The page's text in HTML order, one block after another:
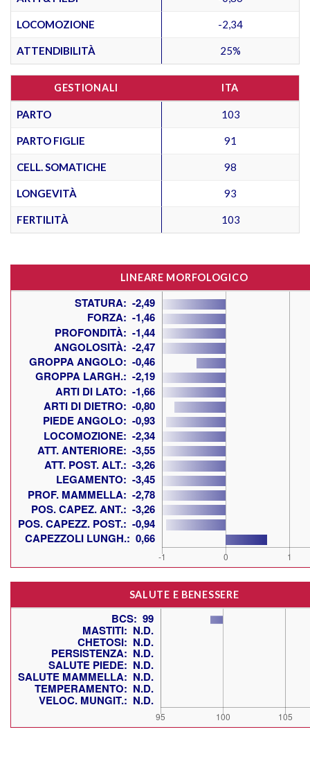
LOCOMOZIONE -2,34
ATTENDIBILITÀ 25%
GESTIONALI ITA
PARTO 103
PARTO FIGLIE 91
CELL. SOMATICHE 98
LONGEVITÀ 93
FERTILITÀ 103
LINEARE MORFOLOGICO
SALUTE E BENESSERE